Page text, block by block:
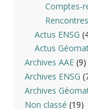
Comptes-
Actus ENSG
Actus
Archives AAE(9)
Archives ENSG
Archives
Non classé (19)